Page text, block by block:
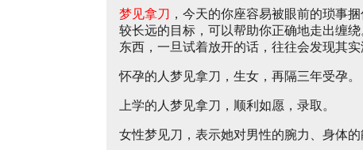
梦见拿刀 ，今天的你座容易被眼前的琐事
较长远的目标，可以帮助你正确地走出缠
东西，一旦试着放开的话，往往会发现其实
怀孕的人梦见拿刀，生女，再隔三年受孕。
上学的人梦见拿刀，顺利如愿，录取。
女性梦见刀，表示她对男性的腕力、身体的